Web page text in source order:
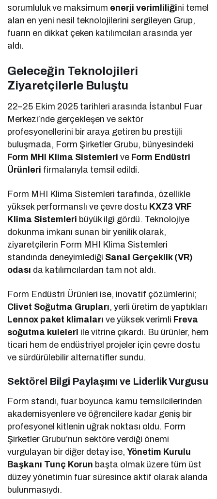
sorumluluk ve maksimum enerji verimliliğini temel
alan en yeni nesil teknolojilerini sergileyen Grup,
fuarın en dikkat çeken katılımcıları arasında yer
aldı.
Geleceğin Teknolojileri
Ziyaretçilerle Buluştu
22–25 Ekim 2025 tarihleri arasında İstanbul Fuar
Merkezi’nde gerçekleşen ve sektör
profesyonellerini bir araya getiren bu prestijli
buluşmada, Form Şirketler Grubu, bünyesindeki
Form MHI Klima Sistemleri ve Form Endüstri
Ürünleri firmalarıyla temsil edildi.
Form MHI Klima Sistemleri tarafında, özellikle
yüksek performanslı ve çevre dostu KXZ3 VRF
Klima Sistemleri büyük ilgi gördü. Teknolojiye
dokunma imkanı sunan bir yenilik olarak,
ziyaretçilerin Form MHI Klima Sistemleri
standında deneyimlediği Sanal Gerçeklik (VR)
odası da katılımcılardan tam not aldı.
Form Endüstri Ürünleri ise, inovatif çözümlerini;
Clivet Soğutma Grupları, yerli üretim de yaptıkları
Lennox paket klimaları ve yüksek verimli Freva
soğutma kuleleri ile vitrine çıkardı. Bu ürünler, hem
ticari hem de endüstriyel projeler için çevre dostu
ve sürdürülebilir alternatifler sundu.
Sektörel Bilgi Paylaşımı ve Liderlik Vurgusu
Form standı, fuar boyunca kamu temsilcilerinden
akademisyenlere ve öğrencilere kadar geniş bir
profesyonel kitlenin uğrak noktası oldu. Form
Şirketler Grubu’nun sektöre verdiği önemi
vurgulayan bir diğer detay ise,Yönetim Kurulu
Başkanı Tunç Korun başta olmak üzere tüm üst
düzey yönetimin fuar süresince aktif olarak alanda
bulunmasıydı.